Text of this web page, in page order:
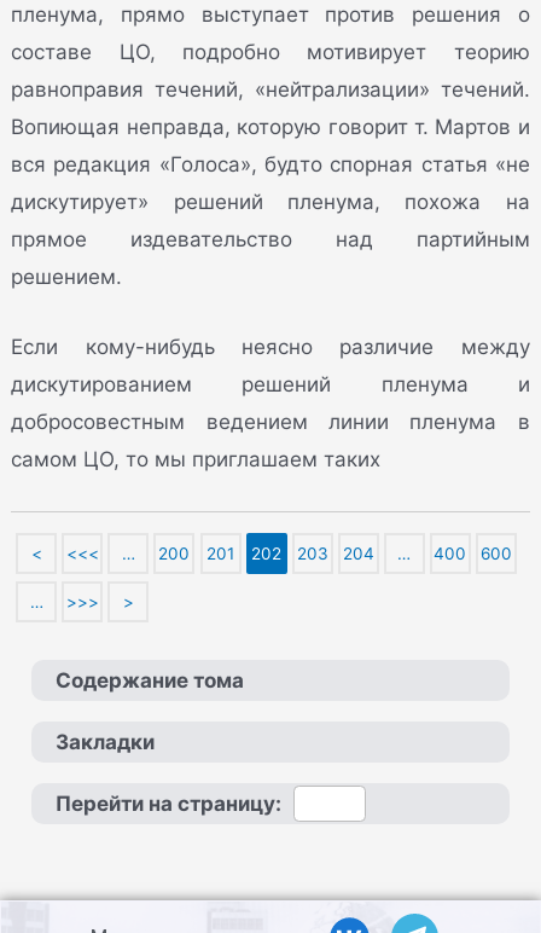
пленума, прямо выступает против решения о
составе ЦО, подробно мотивирует теорию
равноправия течений, «нейтрализации» течений.
Вопиющая неправда, которую говорит т. Мартов и
вся редакция «Голоса», будто спорная статья «не
дискутирует» решений пленума, похожа на
прямое издевательство над партийным
решением.
Если кому-нибудь неясно различие между
дискутированием решений пленума и
добросовестным ведением линии пленума в
самом ЦО, то мы приглашаем таких
< <<< … 200 201 202 203 204 … 400 600
… >>> >
Содержание тома
Закладки
Перейти на страницу: